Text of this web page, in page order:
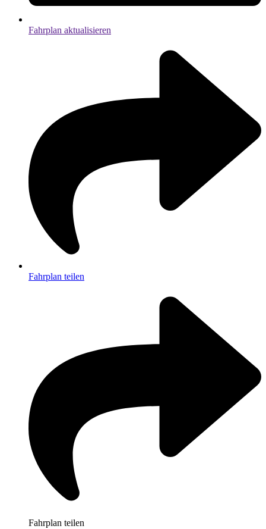
Fahrplan aktualisieren
Fahrplan teilen
Fahrplan teilen